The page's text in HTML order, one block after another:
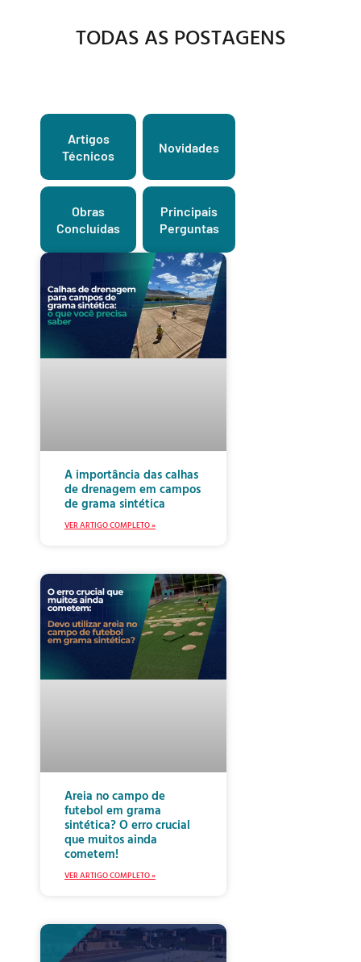
TODAS AS POSTAGENS
Artigos
Técnicos
Novidades
Obras
Concluídas
Principais
Perguntas
A importância das calhas
de drenagem em campos
de grama sintética
VER ARTIGO COMPLETO »
Areia no campo de
futebol em grama
sintética? O erro crucial
que muitos ainda
cometem!
VER ARTIGO COMPLETO »